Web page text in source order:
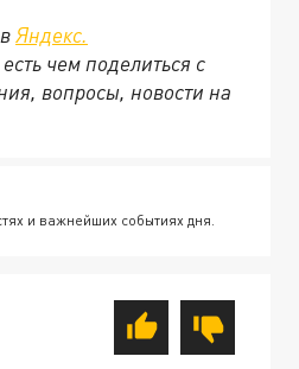
Яндекс.
чем поделиться с
вопросы, новости на
и важнейших событиях дня.